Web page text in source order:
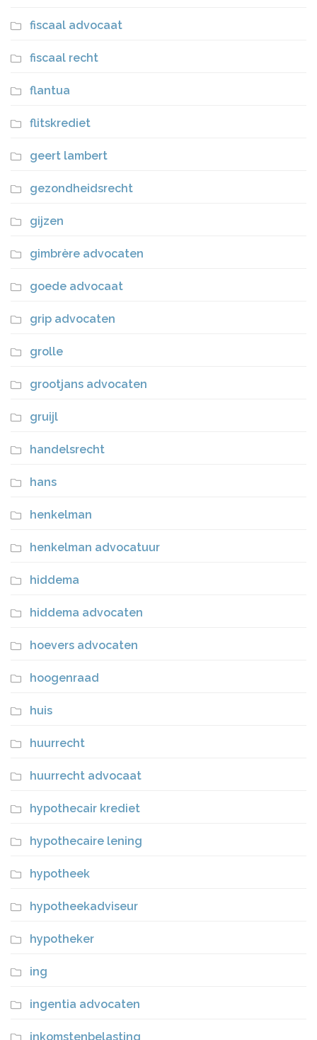
fiscaal advocaat
fiscaal recht
flantua
flitskrediet
geert lambert
gezondheidsrecht
gijzen
gimbrère advocaten
goede advocaat
grip advocaten
grolle
grootjans advocaten
gruijl
handelsrecht
hans
henkelman
henkelman advocatuur
hiddema
hiddema advocaten
hoevers advocaten
hoogenraad
huis
huurrecht
huurrecht advocaat
hypothecair krediet
hypothecaire lening
hypotheek
hypotheekadviseur
hypotheker
ing
ingentia advocaten
inkomstenbelasting